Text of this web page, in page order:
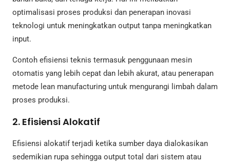
optimalisasi proses produksi dan penerapan inovasi
teknologi untuk meningkatkan output tanpa meningkatkan
input.
Contoh efisiensi teknis termasuk penggunaan mesin
otomatis yang lebih cepat dan lebih akurat, atau penerapan
metode lean manufacturing untuk mengurangi limbah dalam
proses produksi.
2. Efisiensi Alokatif
Efisiensi alokatif terjadi ketika sumber daya dialokasikan
sedemikian rupa sehingga output total dari sistem atau